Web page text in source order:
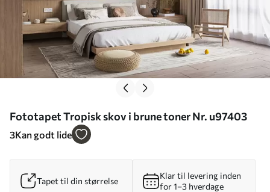
Fototapet Tropisk skov i brune toner Nr. u97403
3Kan godt lide
Tapet til din størrelse
Klar til levering inden
for 1–3 hverdage